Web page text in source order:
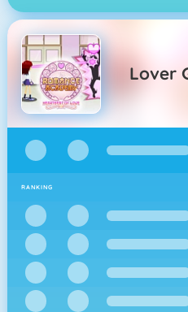
Lover
RANKING